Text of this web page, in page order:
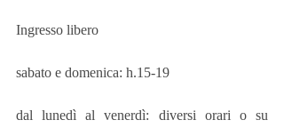
Ingresso libero
sabato e domenica: h.15-19
dal lunedì al venerdì: diversi orari o su